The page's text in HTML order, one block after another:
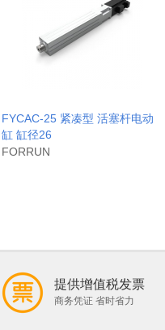
FYCAC-25 紧凑型 活塞杆电动
缸 缸径26
FORRUN
提供增值税发票
商务凭证 省时省力